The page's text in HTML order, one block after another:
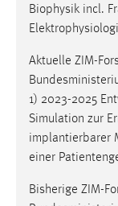
1) 2023-2025
implantierbarer
Bisherige ZIM-
2018-2020
implantierbaren